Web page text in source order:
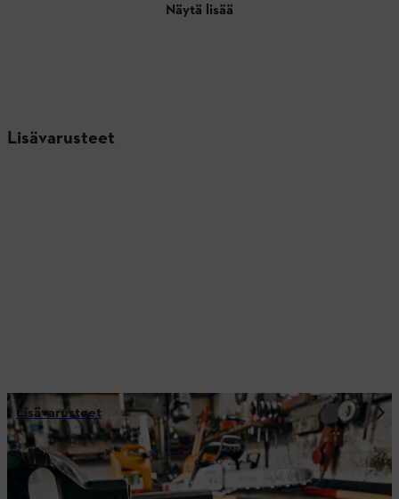
Näytä lisää
Lisävarusteet
Lisävarusteet